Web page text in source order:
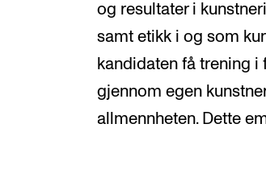
og resultater i
samt etikk i og som
kandidaten få trening
gjennom egen
allmennheten. Dette